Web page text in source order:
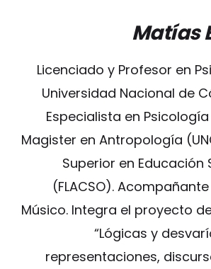
Matías
Licenciado y Profesor en
Universidad Nacional de
Especialista en
Magister en Antropología
Superior en Educación
(FLACSO).
Músico. Integra el proyecto
“Lógicas y
representaciones,